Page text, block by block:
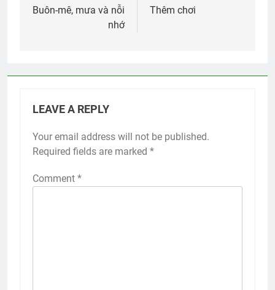
navigation
Buôn-mê, mưa và nỗi
nhớ
Thêm chơi
LEAVE A REPLY
Your email address will not be published.
Required fields are marked *
Comment *